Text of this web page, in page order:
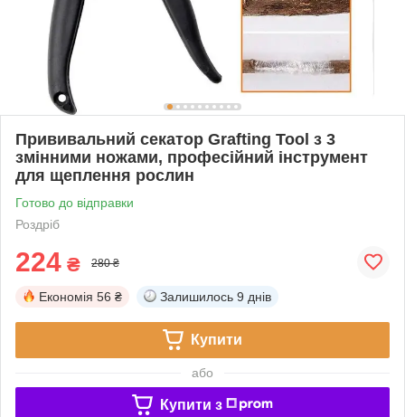
Прививальний секатор Grafting Tool з 3
змінними ножами, професійний інструмент
для щеплення рослин
Готово до відправки
Роздріб
224 ₴ 280 ₴
Економія 56 ₴ Залишилось 9 днів
Купити
або
Купити з